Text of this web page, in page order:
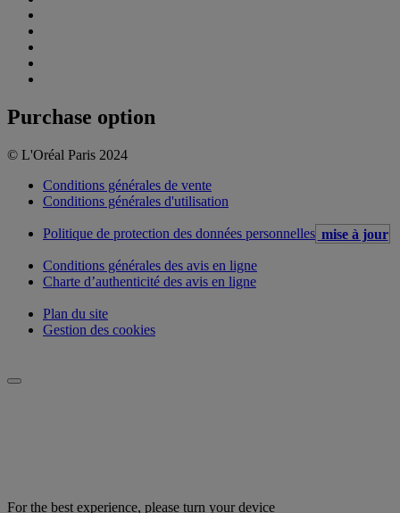
Purchase option
© L'Oréal Paris 2024
Conditions générales de vente
Conditions générales d'utilisation
Politique de protection des données personnelles mise à jour
Conditions générales des avis en ligne
Charte d’authenticité des avis en ligne
Plan du site
Gestion des cookies
For the best experience, please turn your device